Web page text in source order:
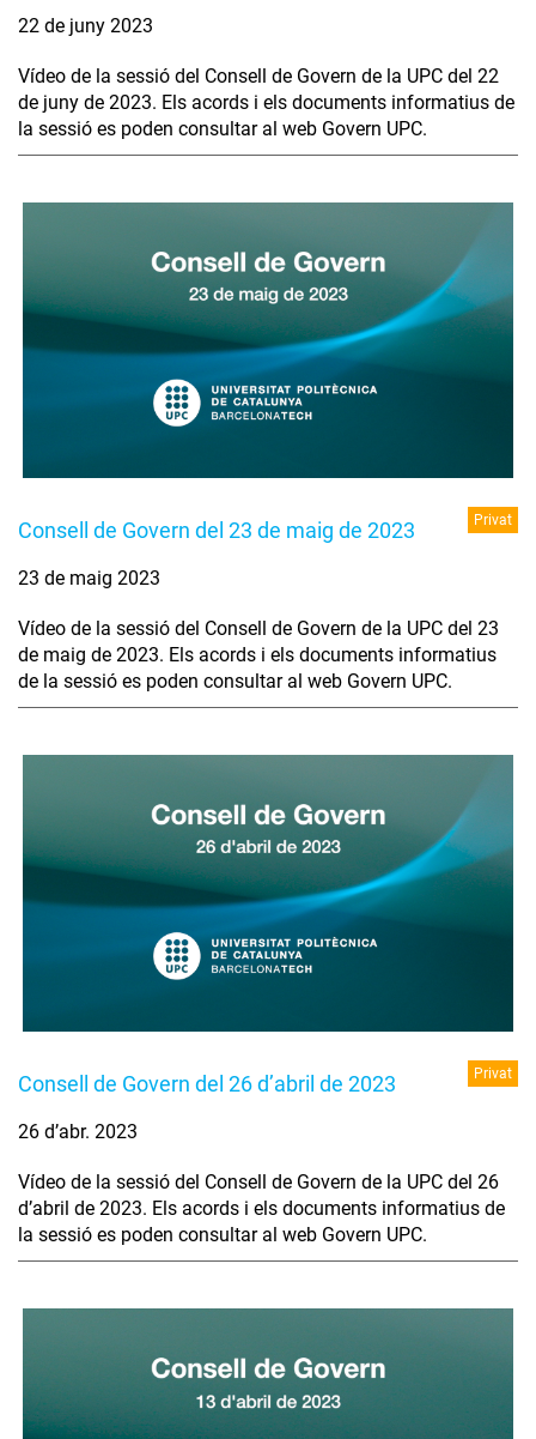
22 de juny 2023
Vídeo de la sessió del Consell de Govern de la UPC del 22
de juny de 2023. Els acords i els documents informatius de
la sessió es poden consultar al web Govern UPC.
Consell de Govern del 23 de maig de 2023 Privat
23 de maig 2023
Vídeo de la sessió del Consell de Govern de la UPC del 23
de maig de 2023. Els acords i els documents informatius
de la sessió es poden consultar al web Govern UPC.
Consell de Govern del 26 d’abril de 2023 Privat
26 d’abr. 2023
Vídeo de la sessió del Consell de Govern de la UPC del 26
d’abril de 2023. Els acords i els documents informatius de
la sessió es poden consultar al web Govern UPC.